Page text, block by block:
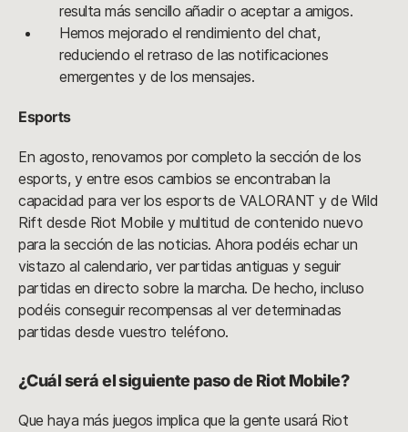
resulta más sencillo añadir o aceptar a amigos.
Hemos mejorado el rendimiento del chat,
reduciendo el retraso de las notificaciones
emergentes y de los mensajes.
Esports
En agosto, renovamos por completo la sección de los
esports, y entre esos cambios se encontraban la
capacidad para ver los esports de VALORANT y de Wild
Rift desde Riot Mobile y multitud de contenido nuevo
para la sección de las noticias. Ahora podéis echar un
vistazo al calendario, ver partidas antiguas y seguir
partidas en directo sobre la marcha. De hecho, incluso
podéis conseguir recompensas al ver determinadas
partidas desde vuestro teléfono.
¿Cuál será el siguiente paso de Riot Mobile?
Que haya más juegos implica que la gente usará Riot